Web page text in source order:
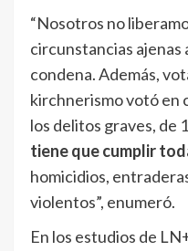
“Nosotros no
circunstancias ajenas
condena. Además,
kirchnerismo votó en
los delitos graves, de
tiene que cumplir
homicidios,
violentos”, enumeró.
En los estudios de